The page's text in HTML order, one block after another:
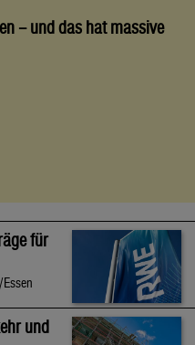
– und das hat massive
für
und